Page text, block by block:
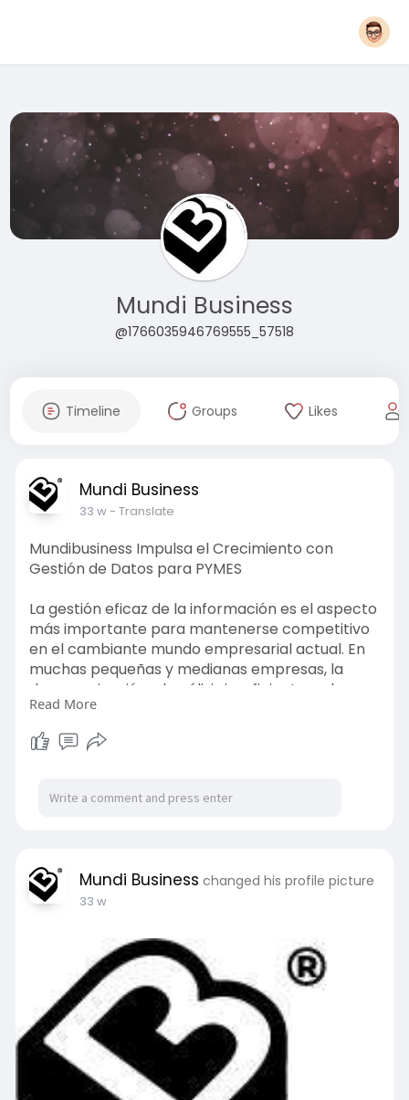
Mundi Business
@1766035946769555_57518
Timeline Groups Likes
Mundi Business
33 w- Translate
Mundibusiness Impulsa el Crecimiento con
Gestión de Datos para PYMES
La gestión eficaz de la información es el aspecto
más importante para mantenerse competitivo
en el cambiante mundo empresarial actual. En
muchas pequeñas y medianas empresas, la
desorganización, el análisis insuficiente y el uso
ineficaz de los datos suelen provocar un
crecimiento lento y la pérdida de oportunidades.
Read More
Mundi Business changed his profile picture
33 w